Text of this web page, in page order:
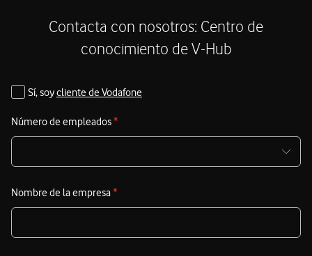
Contacta con nosotros: Centro de
conocimiento de V-Hub
Sí, soycliente de Vodafone
Número de empleados*
Nombre de la empresa*